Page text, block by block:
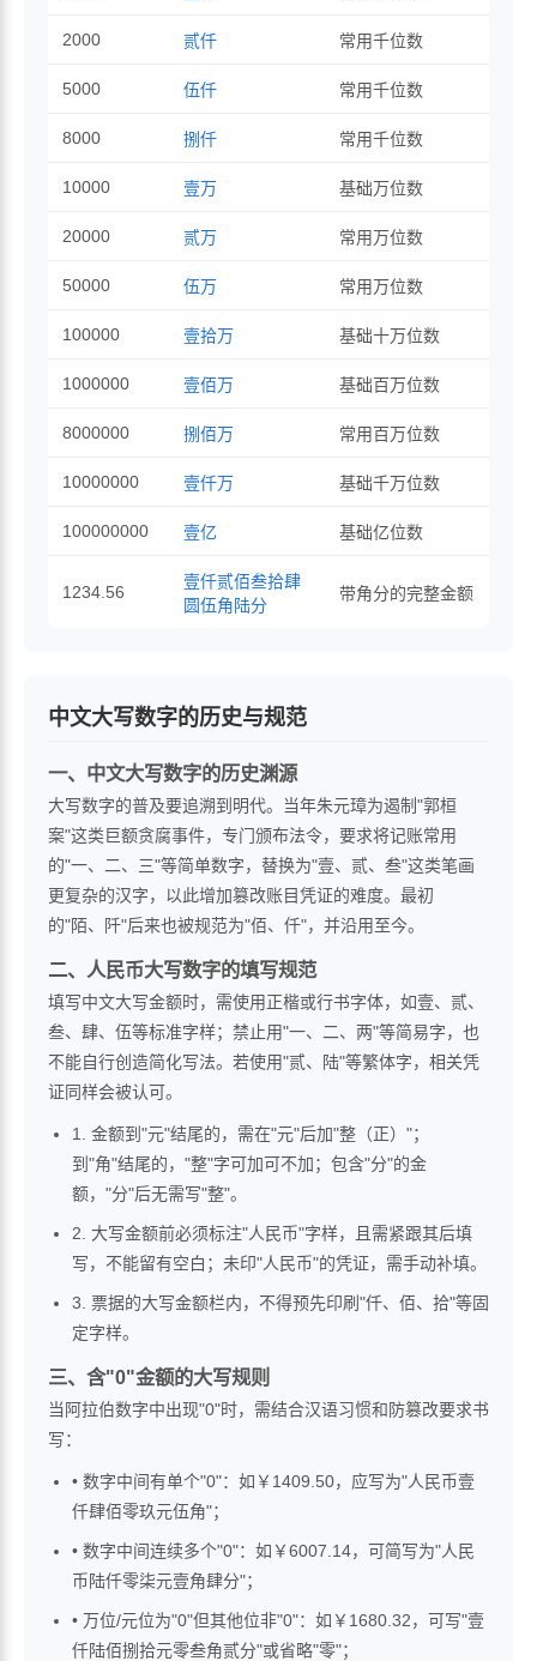
2000 贰仟 常用千位数
5000 伍仟 常用千位数
8000 捌仟 常用千位数
10000 壹万 基础万位数
20000 贰万 常用万位数
50000 伍万 常用万位数
100000 壹拾万 基础十万位数
1000000 壹佰万 基础百万位数
8000000 捌佰万 常用百万位数
10000000 壹仟万 基础千万位数
100000000 壹亿 基础亿位数
1234.56
壹仟贰佰叁拾肆
圆伍角陆分
带角分的完整金额
中文大写数字的历史与规范
一、中文大写数字的历史渊源
大写数字的普及要追溯到明代。当年朱元璋为遏制"郭桓
案"这类巨额贪腐事件，专门颁布法令，要求将记账常用
的"一、二、三"等简单数字，替换为"壹、贰、叁"这类笔画
更复杂的汉字，以此增加篡改账目凭证的难度。最初
的"陌、阡"后来也被规范为"佰、仟"，并沿用至今。
二、人民币大写数字的填写规范
填写中文大写金额时，需使用正楷或行书字体，如壹、贰、
叁、肆、伍等标准字样；禁止用"一、二、两"等简易字，也
不能自行创造简化写法。若使用"贰、陆"等繁体字，相关凭
证同样会被认可。
1. 金额到"元"结尾的，需在"元"后加"整（正）"；
到"角"结尾的，"整"字可加可不加；包含"分"的金
额，"分"后无需写"整"。
2. 大写金额前必须标注"人民币"字样，且需紧跟其后填
写，不能留有空白；未印"人民币"的凭证，需手动补填。
3. 票据的大写金额栏内，不得预先印刷"仟、佰、拾"等固
定字样。
三、含"0"金额的大写规则
当阿拉伯数字中出现"0"时，需结合汉语习惯和防篡改要求书
写：
• 数字中间有单个"0"：如￥1409.50，应写为"人民币壹
仟肆佰零玖元伍角"；
• 数字中间连续多个"0"：如￥6007.14，可简写为"人民
币陆仟零柒元壹角肆分"；
• 万位/元位为"0"但其他位非"0"：如￥1680.32，可写"壹
仟陆佰捌拾元零叁角贰分"或省略"零"；